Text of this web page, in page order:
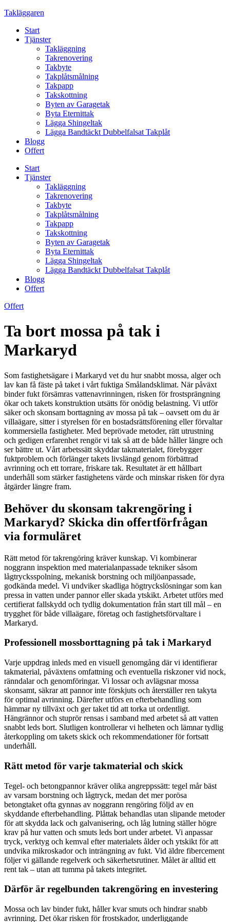
Skip
content
Takläggaren
Start
Tjänster
Takläggning
Takrenovering
Takbyte
Takplåtsmålning
Takpapp
Takskottning
Byten av Garagetak
Byta Eternittak
Lägga Shingeltak
Lägga Bandtäckt Dubbelfalsat Takplåt
Blogg
Offert
Start
Tjänster
Takläggning
Takrenovering
Takbyte
Takplåtsmålning
Takpapp
Takskottning
Byten av Garagetak
Byta Eternittak
Lägga Shingeltak
Lägga Bandtäckt Dubbelfalsat Takplåt
Blogg
Offert
Offert
Ta bort mossa på tak i
Markaryd
Som fastighetsägare i Markaryd vet du hur snabbt mossa, alger och
lav kan få fäste på taket i vårt fuktiga Smålandsklimat. När påväxt
binder fukt försämras vattenavrinningen, risken för frostsprängning
ökar och takets konstruktion utsätts för onödig belastning. Vi utför
säker och skonsam borttagning av mossa på tak – oavsett om du är
villaägare, sitter i styrelsen för en bostadsrättsförening eller förvaltar
kommersiella fastigheter. Med beprövade metoder, rätt utrustning
och gedigen erfarenhet rengör vi tak så att de både håller längre och
ser bättre ut. Vårt arbetssätt skyddar takmaterialet, förebygger
fuktproblem och förlänger takets livslängd genom förbättrad
avrinning och ett torrare, friskare tak. Resultatet är ett hållbart
underhåll som stärker fastighetens värde och minskar risken för dyra
åtgärder längre fram.
Behöver du skonsam takrengöring i
Markaryd? Skicka din offertförfrågan
via formuläret
Rätt metod för takrengöring kräver kunskap. Vi kombinerar
noggrann inspektion med materialanpassade tekniker såsom
lågtrycksspolning, mekanisk borstning och miljöanpassade,
godkända medel. Vi undviker skadliga högtryckslösningar som kan
pressa in vatten under pannor eller skada ytskikt. Arbetet utförs med
certifierat fallskydd och tydlig dokumentation från start till mål – en
trygghet för både villaägare, företag och fastighetsförvaltare i
Markaryd.
Professionell mossborttagning på tak i Markaryd
Varje uppdrag inleds med en visuell genomgång där vi identifierar
takmaterial, påväxtens omfattning och eventuella riskzoner vid nock,
ränndalar och genomföringar. Vi lossar och avlägsnar mossa
skonsamt, säkrar att pannor inte förskjuts och återställer ren takyta
för optimal avrinning. Därefter utförs en efterbehandling som
hämmar ny tillväxt och ger taket tid att torka ut ordentligt.
Hängrännor och stuprör rensas i samband med arbetet så att vatten
snabbt leds bort. Slutligen kontrollerar vi helheten och lämnar tydlig
återkoppling om takets skick och rekommendationer för fortsatt
underhåll.
Rätt metod för varje takmaterial och skick
Tegel- och betongpannor kräver olika angreppssätt: tegel mår bäst
av varsam borstning och lågtryck, medan det mer porösa
betongtaket ofta gynnas av noggrann rengöring följd av en
skyddande efterbehandling. Plåttak behandlas utan slipande metoder
för att skydda lack och galvanisering, och låg lutning ställer högre
krav på hur vatten och smuts leds bort under arbetet. Vi anpassar
tryck, verktyg och kemval efter materialets ålder och ytskikt för att
undvika mikro­skador och inträngning av fukt. Vid äldre fibercement
följer vi gällande regelverk och säkerhetsrutiner. Målet är alltid ett
rent tak – utan att tumma på takets integritet.
Därför är regelbunden takrengöring en investering
Mossa och lav binder fukt, håller kvar smuts och hindrar snabb
avrinning. Det ökar risken för frostskador, underliggande